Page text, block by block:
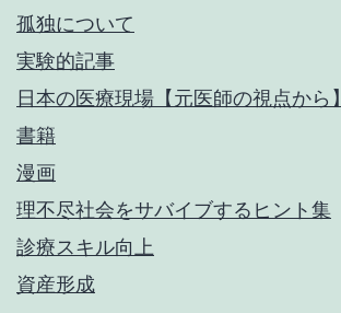
孤独について
実験的記事
日本の医療現場【元医師の視点から】
書籍
漫画
理不尽社会をサバイブするヒント集
診療スキル向上
資産形成